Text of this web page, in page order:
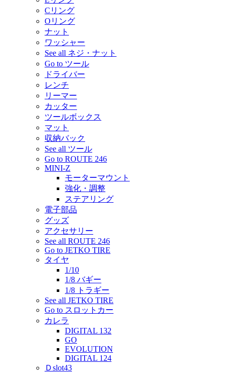
Cリング
Oリング
ナット
ワッシャー
See all ネジ・ナット
Go to ツール
ドライバー
レンチ
リーマー
カッター
ツールボックス
マット
収納バック
See all ツール
Go to ROUTE 246
MINI-Z
モーターマウント
強化・調整
ステアリング
電子部品
グッズ
アクセサリー
See all ROUTE 246
Go to JETKO TIRE
タイヤ
1/10
1/8 バギー
1/8 トラギー
See all JETKO TIRE
Go to スロットカー
カレラ
DIGITAL 132
GO
EVOLUTION
DIGITAL 124
Ｄslot43